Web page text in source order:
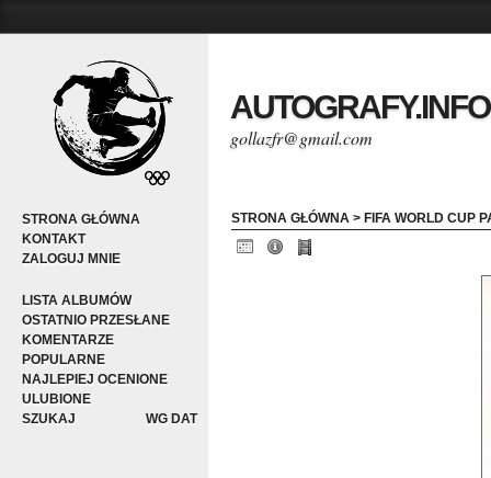
STRONA GŁÓWNA
KONTAKT
ZALOGUJ MNIE
LISTA ALBUMÓW
OSTATNIO PRZESŁANE
KOMENTARZE
POPULARNE
NAJLEPIEJ OCENIONE
ULUBIONE
WG DAT
SZUKAJ
gollazfr@gmail.com
STRONA GŁÓWNA > FIFA WORLD CUP